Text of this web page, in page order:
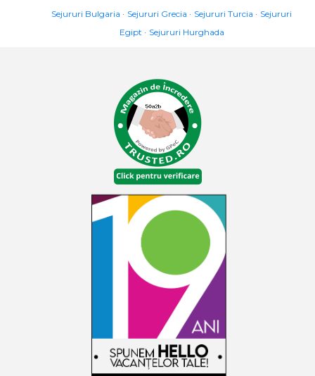
Sejururi Bulgaria Sejururi Grecia Sejururi Turcia
Sejururi
Egipt
Sejururi Hurghada